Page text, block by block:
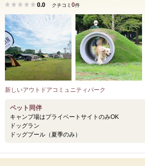
0.0 クチコミ 0件
新しいアウトドアコミュニティパーク
ペット同伴
キャンプ場はプライベートサイトのみOK
ドッグラン
ドッグプール（夏季のみ）